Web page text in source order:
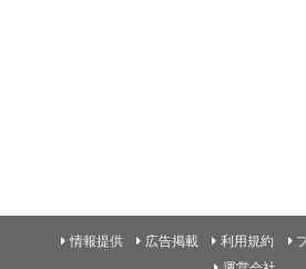
情報提供 広告掲載 利用規約